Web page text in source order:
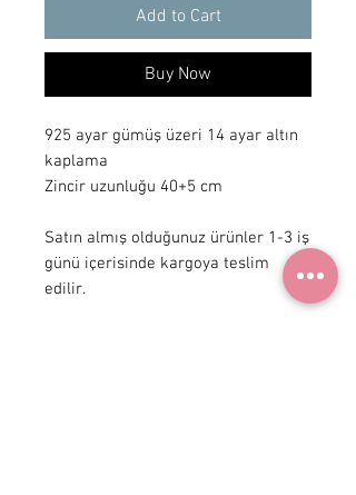
Add to Cart
Buy Now
925 ayar gümüş üzeri 14 ayar altın
kaplama
Zincir uzunluğu 40+5 cm
Satın almış olduğunuz ürünler 1-3 iş
günü içerisinde kargoya teslim
edilir.